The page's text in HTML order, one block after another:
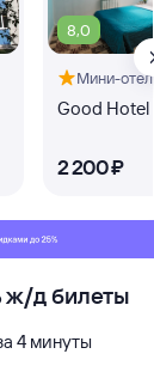
8,0
Мини-отель
Good Hotel
2 ⁠200 ⁠₽
ж/д билеты
4 минуты